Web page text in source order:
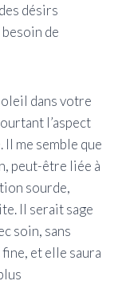
désirs
de
dans votre
l’aspect
me semble que
peut-être liée à
sourde,
Il serait sage
soin, sans
et elle saura